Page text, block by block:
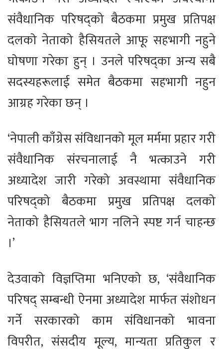
संवैधानिक परिषद्को बैठकमा प्रमुख प्रतिपक्ष
दलको नेताको हैसियतले आफू सहभागी नहुने
घोषणा गरेका हुन् । उनले परिषद्का अन्य सबै
सदस्यहरूलाई समेत बैठकमा सहभागी नहुन
आग्रह गरेका छन् ।
‘नेपाली काँग्रेस संविधानको मूल मर्ममा प्रहार गरी
संवैधानिक संरचनालाई नै भत्काउने गरी
अध्यादेश जारी गरेको अवस्थामा संवैधानिक
परिषद्को बैठकमा प्रमुख प्रतिपक्ष दलको
नेताको हैसियतले भाग नलिने स्पष्ट गर्न चाहन्छ
।’
देउवाको विज्ञप्तिमा भनिएको छ, ‘संवैधानिक
परिषद् सम्बन्धी ऐनमा अध्यादेश मार्फत संशोधन
गर्ने सरकारको काम संविधानको भावना
विपरीत, संसदीय मूल्य, मान्यता प्रतिकुल र